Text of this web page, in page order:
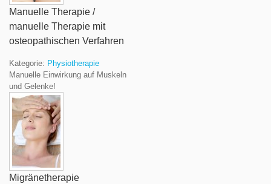
Manuelle Therapie /
manuelle Therapie mit
osteopathischen Verfahren
Kategorie: Physiotherapie
Manuelle Einwirkung auf Muskeln
und Gelenke!
Migränetherapie